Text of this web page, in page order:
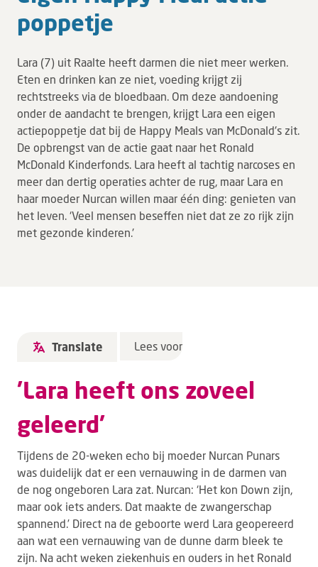
pop­pe­tje
Lara (7) uit Raalte heeft darmen die niet meer werken.
Eten en drinken kan ze niet, voeding krijgt zij
rechtstreeks via de bloedbaan. Om deze aandoening
onder de aandacht te brengen, krijgt Lara een eigen
actiepoppetje dat bij de Happy Meals van McDonald's zit.
De opbrengst van de actie gaat naar het Ronald
McDonald Kinderfonds. Lara heeft al tachtig narcoses en
meer dan dertig operaties achter de rug, maar Lara en
haar moeder Nurcan willen maar één ding: genieten van
het leven. ‘Veel mensen beseffen niet dat ze zo rijk zijn
met gezonde kinderen.'
Translate Lees voor
'Lara heeft ons zoveel
geleerd'
Tijdens de 20-weken echo bij moeder Nurcan Punars
was duidelijk dat er een vernauwing in de darmen van
de nog ongeboren Lara zat. Nurcan: ‘Het kon Down zijn,
maar ook iets anders. Dat maakte de zwangerschap
spannend.’ Direct na de geboorte werd Lara geopereerd
aan wat een vernauwing van de dunne darm bleek te
zijn. Na acht weken ziekenhuis en ouders in het Ronald